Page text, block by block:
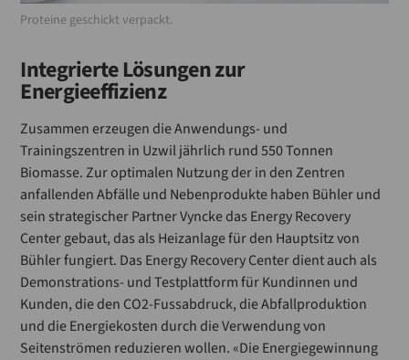
Proteine geschickt verpackt.
Integrierte Lösungen zur
Energieeffizienz
Zusammen erzeugen die Anwendungs- und
Trainingszentren in Uzwil jährlich rund 550 Tonnen
Biomasse. Zur optimalen Nutzung der in den Zentren
anfallenden Abfälle und Nebenprodukte haben Bühler und
sein strategischer Partner Vyncke das Energy Recovery
Center gebaut, das als Heizanlage für den Hauptsitz von
Bühler fungiert. Das Energy Recovery Center dient auch als
Demonstrations- und Testplattform für Kundinnen und
Kunden, die den CO2-Fussabdruck, die Abfallproduktion
und die Energiekosten durch die Verwendung von
Seitenströmen reduzieren wollen. «Die Energiegewinnung